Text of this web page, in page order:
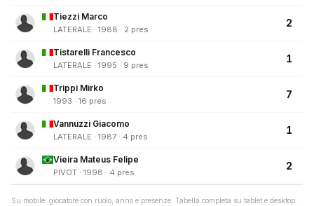
Tiezzi Marco
LATERALE · 1988 · 2 pres
2
Tistarelli Francesco
LATERALE · 1995 · 9 pres
1
Trippi Mirko
1993 · 16 pres
7
Vannuzzi Giacomo
LATERALE · 1987 · 4 pres
1
Vieira Mateus Felipe
PIVOT · 1998 · 4 pres
2
Su mobile: giocatore con ruolo, anno e presenze. Tabella completa su tablet e desktop.